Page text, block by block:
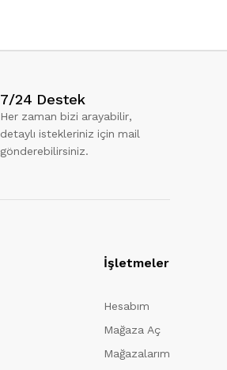
7/24 Destek
Her zaman bizi arayabilir,
detaylı istekleriniz için mail
gönderebilirsiniz.
İşletmeler
Hesabım
Mağaza Aç
Mağazalarım